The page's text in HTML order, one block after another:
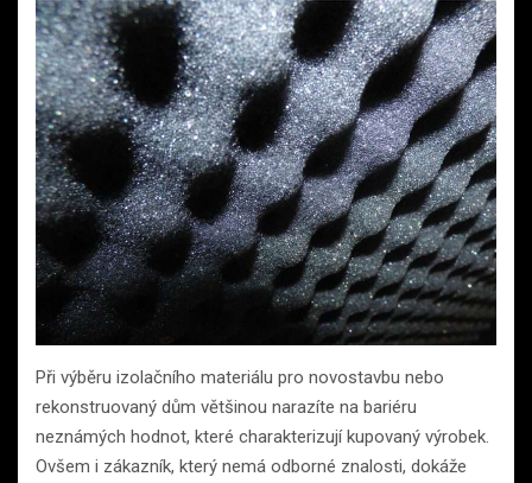
Při výběru izolačního materiálu pro novostavbu nebo
rekonstruovaný dům většinou narazíte na bariéru
neznámých hodnot, které charakterizují kupovaný výrobek.
Ovšem i zákazník, který nemá odborné znalosti, dokáže